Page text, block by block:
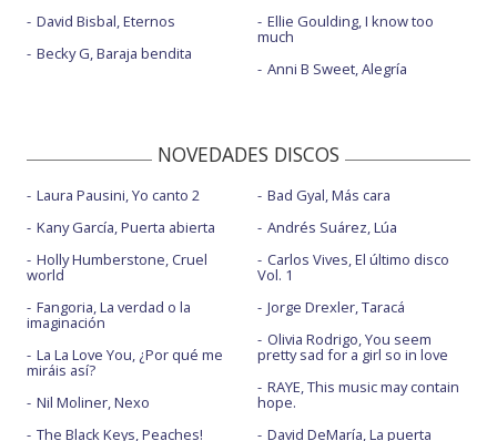
David Bisbal, Eternos
Becky G, Baraja bendita
Ellie Goulding, I know too
much
Anni B Sweet, Alegría
NOVEDADES DISCOS
Laura Pausini, Yo canto 2
Kany García, Puerta abierta
Holly Humberstone, Cruel
world
Fangoria, La verdad o la
imaginación
La La Love You, ¿Por qué me
miráis así?
Nil Moliner, Nexo
The Black Keys, Peaches!
Bad Gyal, Más cara
Andrés Suárez, Lúa
Carlos Vives, El último disco
Vol. 1
Jorge Drexler, Taracá
Olivia Rodrigo, You seem
pretty sad for a girl so in love
RAYE, This music may contain
hope.
David DeMaría, La puerta